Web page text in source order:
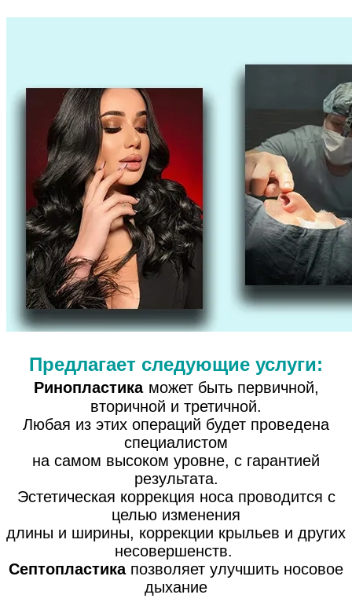
Предлагает следующие услуги:
Ринопластика может быть первичной,
вторичной и третичной.
Любая из этих операций будет проведена
специалистом
на самом высоком уровне, с гарантией
результата.
Эстетическая коррекция носа проводится с
целью изменения
длины и ширины, коррекции крыльев и других
несовершенств.
Септопластикапозволяет улучшить носовое
дыхание